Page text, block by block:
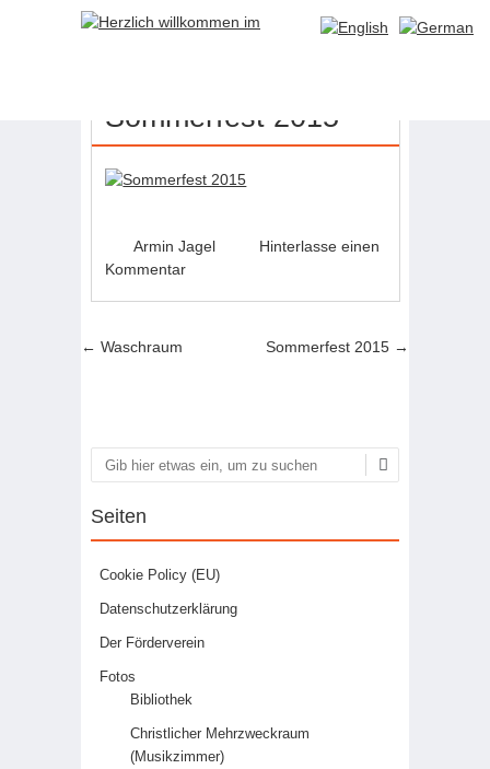
Sommerfest 2015
Armin Jagel
Hinterlasse einen
Kommentar
Artikel-Navigation
← Waschraum Sommerfest 2015 →
Suchen
Seiten
Cookie Policy (EU)
Datenschutzerklärung
Der Förderverein
Fotos
Bibliothek
Christlicher Mehrzweckraum
(Musikzimmer)